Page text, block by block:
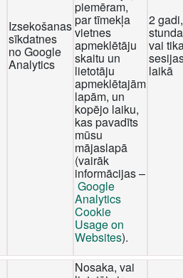
Izsekošanas
sīkdatnes
no Google
Analytics
piemēram,
par tīmekļa
vietnes
apmeklētāju
skaitu un
lietotāju
apmeklētajām
lapām, un
kopējo laiku,
kas pavadīts
mūsu
mājaslapā
(vairāk
informācijas –
Google
Analytics
Cookie
Usage on
Websites).
2
vai
laikā
Nosaka, vai